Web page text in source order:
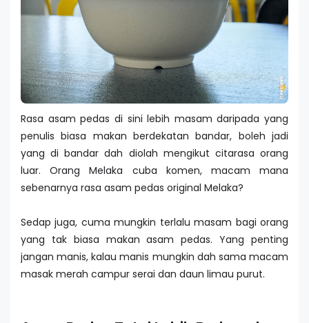
Rasa asam pedas di sini lebih masam daripada yang
penulis biasa makan berdekatan bandar, boleh jadi
yang di bandar dah diolah mengikut citarasa orang
luar. Orang Melaka cuba komen, macam mana
sebenarnya rasa asam pedas original Melaka?
Sedap juga, cuma mungkin terlalu masam bagi orang
yang tak biasa makan asam pedas. Yang penting
jangan manis, kalau manis mungkin dah sama macam
masak merah campur serai dan daun limau purut.